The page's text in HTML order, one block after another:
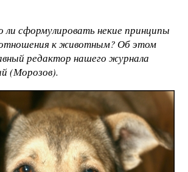
сформулировать некие принципы
к животным? Об этом
редактор нашего журнала
(Морозов).